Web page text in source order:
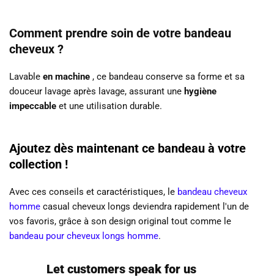
Comment prendre soin de votre bandeau
cheveux ?
Lavable en machine , ce bandeau conserve sa forme et sa
douceur lavage après lavage, assurant une hygiène
impeccable et une utilisation durable.
Ajoutez dès maintenant ce bandeau à votre
collection !
Avec ces conseils et caractéristiques, le bandeau cheveux
homme casual cheveux longs deviendra rapidement l'un de
vos favoris, grâce à son design original tout comme le
bandeau pour cheveux longs homme.
Let customers speak for us